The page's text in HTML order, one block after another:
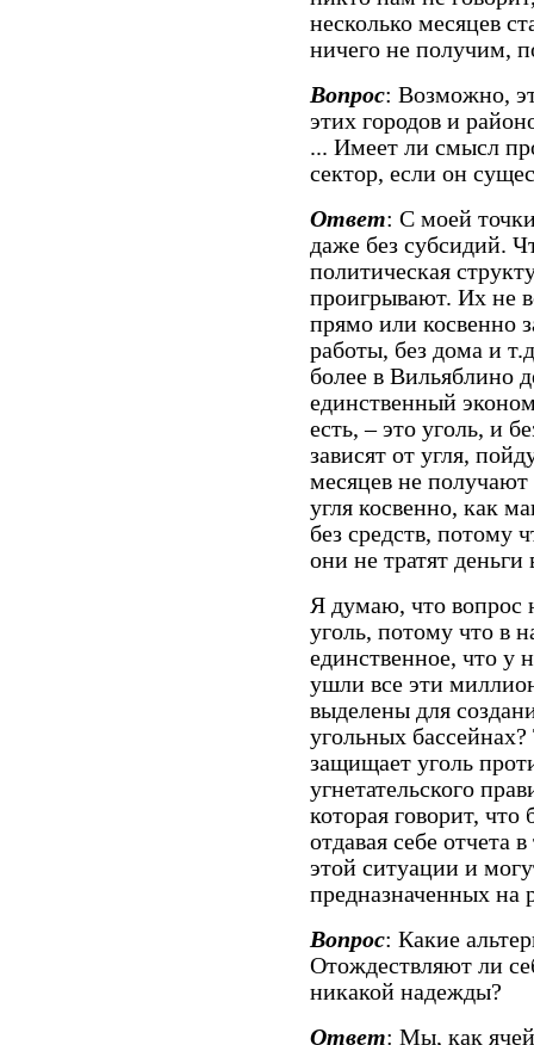
несколько месяцев
ничего не получим,
Вопрос: Возможно,
этих городов и
... Имеет ли смысл
сектор, если он
Ответ: С моей
даже без субсидий.
политическая
проигрывают. Их не
прямо или косвенно
работы, без дома и
более в Вильяблино
единственный
есть, – это уголь, и
зависят от угля,
месяцев не получают
угля косвенно, как
без средств, потому
они не тратят деньги
Я думаю, что вопрос
уголь, потому что в
единственное, что у
ушли все эти
выделены для
угольных
защищает уголь
угнетательского
которая говорит, что
отдавая себе отчета
этой ситуации и
предназначенных на
Вопрос: Какие
Отождествляют ли
никакой надежды?
Ответ: Мы, как